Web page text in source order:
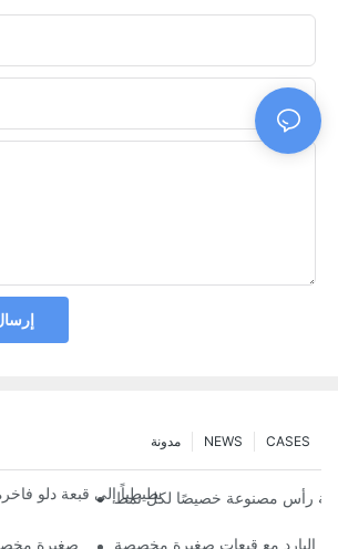
CASES
NEWS مدونة
مصمم بريطاني رسماً تخطيطياً إلى قبعة دلو
رأس مصنوعة خصيصًا لكل نمط
تميّز بقبعات صغيرةالبارد مع قبعات صغيرة مخصصة